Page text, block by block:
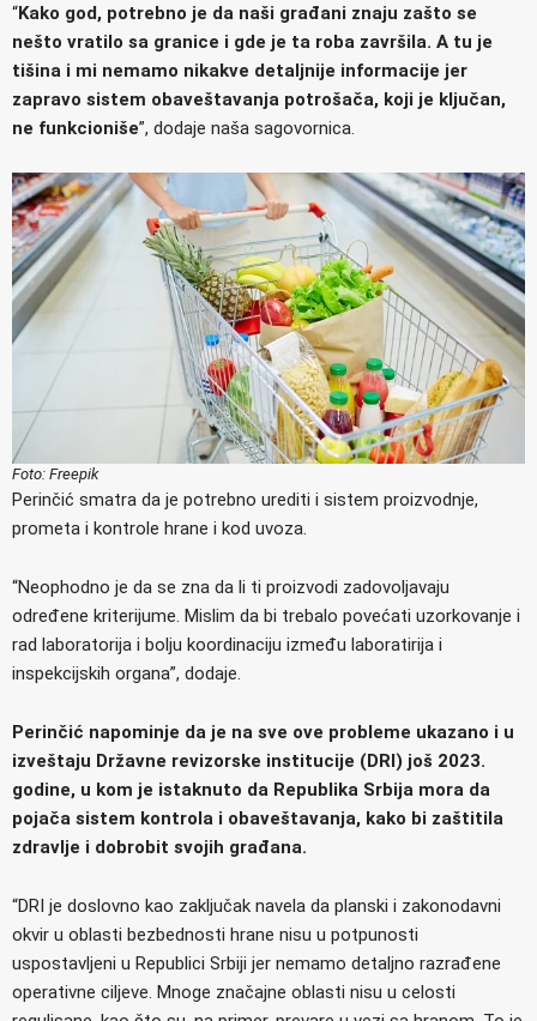
“Kako god, potrebno je da naši građani znaju zašto se
nešto vratilo sa granice i gde je ta roba završila. A tu je
tišina i mi nemamo nikakve detaljnije informacije jer
zapravo sistem obaveštavanja potrošača, koji je ključan,
ne funkcioniše”, dodaje naša sagovornica.
Foto: Freepik
Perinčić smatra da je potrebno urediti i sistem proizvodnje,
prometa i kontrole hrane i kod uvoza.
“Neophodno je da se zna da li ti proizvodi zadovoljavaju
određene kriterijume. Mislim da bi trebalo povećati uzorkovanje i
rad laboratorija i bolju koordinaciju između laboratirija i
inspekcijskih organa”, dodaje.
Perinčić napominje da je na sve ove probleme ukazano i u
izveštaju Državne revizorske institucije (DRI) još 2023.
godine, u kom je istaknuto da Republika Srbija mora da
pojača sistem kontrola i obaveštavanja, kako bi zaštitila
zdravlje i dobrobit svojih građana.
“DRI je doslovno kao zaključak navela da planski i zakonodavni
okvir u oblasti bezbednosti hrane nisu u potpunosti
uspostavljeni u Republici Srbiji jer nemamo detaljno razrađene
operativne ciljeve. Mnoge značajne oblasti nisu u celosti